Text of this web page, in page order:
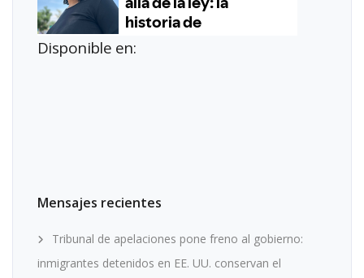
Disponible en:
Mensajes recientes
Tribunal de apelaciones pone freno al gobierno:
inmigrantes detenidos en EE. UU. conservan el